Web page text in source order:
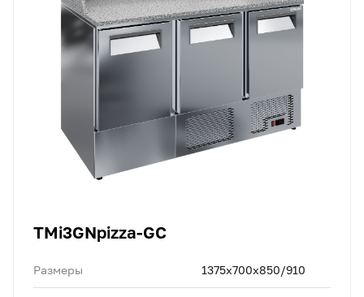
TMi3GNpizza-GC
Размеры 1375х700х850/910